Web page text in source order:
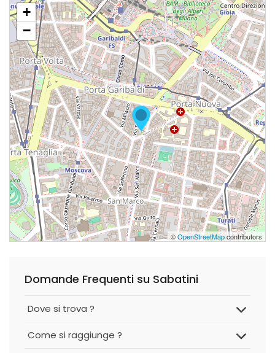
+
−
©OpenStreetMapcontributors
Domande Frequenti su Sabatini
Dove si trova ?
Come si raggiunge ?